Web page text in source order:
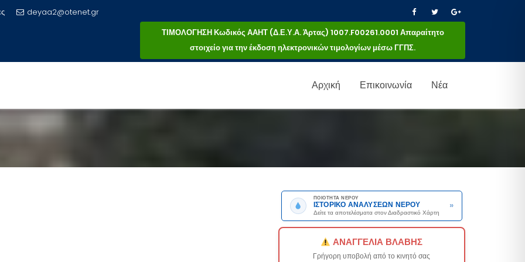
deyaa2@otenet.gr
ΤΙΜΟΛΟΓΗΣΗ Κωδικός ΑΑΗΤ (Δ.Ε.Υ.Α. Άρτας) 1007.F00261.0001 Απαραίτητο
στοιχείο για την έκδοση ηλεκτρονικών τιμολογίων μέσω ΓΓΠΣ.
Αρχική Επικοινωνία Νέα
ΠΟΙΟΤΗΤΑ ΝΕΡΟΥ
ΙΣΤΟΡΙΚΟ ΑΝΑΛΥΣΕΩΝ ΝΕΡΟΥ
Δείτε τα αποτελέσματα στον Διαδραστικό Χάρτη
»
ΑΝΑΓΓΕΛΙΑ ΒΛΑΒΗΣ
Γρήγορη υποβολή από το κινητό σας